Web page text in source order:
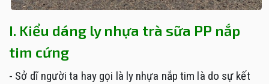
I. Kiểu dáng ly nhựa trà sữa PP nắp
tim cứng
- Sở dĩ người ta hay gọi là ly nhựa nắp tim là do sự kết